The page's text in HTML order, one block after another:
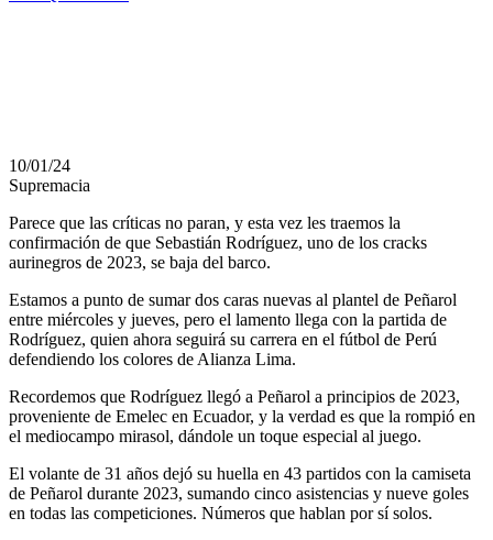
10/01/24
Supremacia
Parece que las críticas no paran, y esta vez les traemos la
confirmación de que Sebastián Rodríguez, uno de los cracks
aurinegros de 2023, se baja del barco.
Estamos a punto de sumar dos caras nuevas al plantel de Peñarol
entre miércoles y jueves, pero el lamento llega con la partida de
Rodríguez, quien ahora seguirá su carrera en el fútbol de Perú
defendiendo los colores de Alianza Lima.
Recordemos que Rodríguez llegó a Peñarol a principios de 2023,
proveniente de Emelec en Ecuador, y la verdad es que la rompió en
el mediocampo mirasol, dándole un toque especial al juego.
El volante de 31 años dejó su huella en 43 partidos con la camiseta
de Peñarol durante 2023, sumando cinco asistencias y nueve goles
en todas las competiciones. Números que hablan por sí solos.